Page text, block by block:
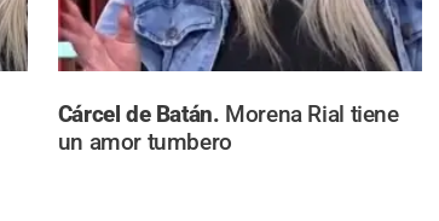
Cárcel de Batán. Morena Rial tiene
un amor tumbero